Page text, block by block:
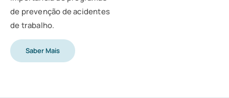
de prevenção de acidentes
de trabalho.
Saber Mais